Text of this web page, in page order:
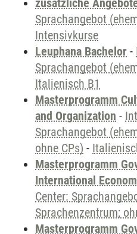
zusätzliche
Sprachangebot
Intensivkurse
Leuphana Bachelor -
Sprachangebot
Italienisch B1
Masterprogramm
and Organization -
Sprachangebot
ohne CPs) -
Masterprogramm
International
Center:
Sprachenzentrum;
Masterprogramm